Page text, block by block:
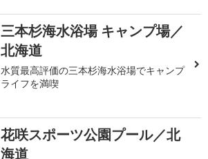
三本杉海水浴場 キャンプ場／
北海道
水質最高評価の三本杉海水浴場でキャンプ
ライフを満喫
花咲スポーツ公園プール／北
海道